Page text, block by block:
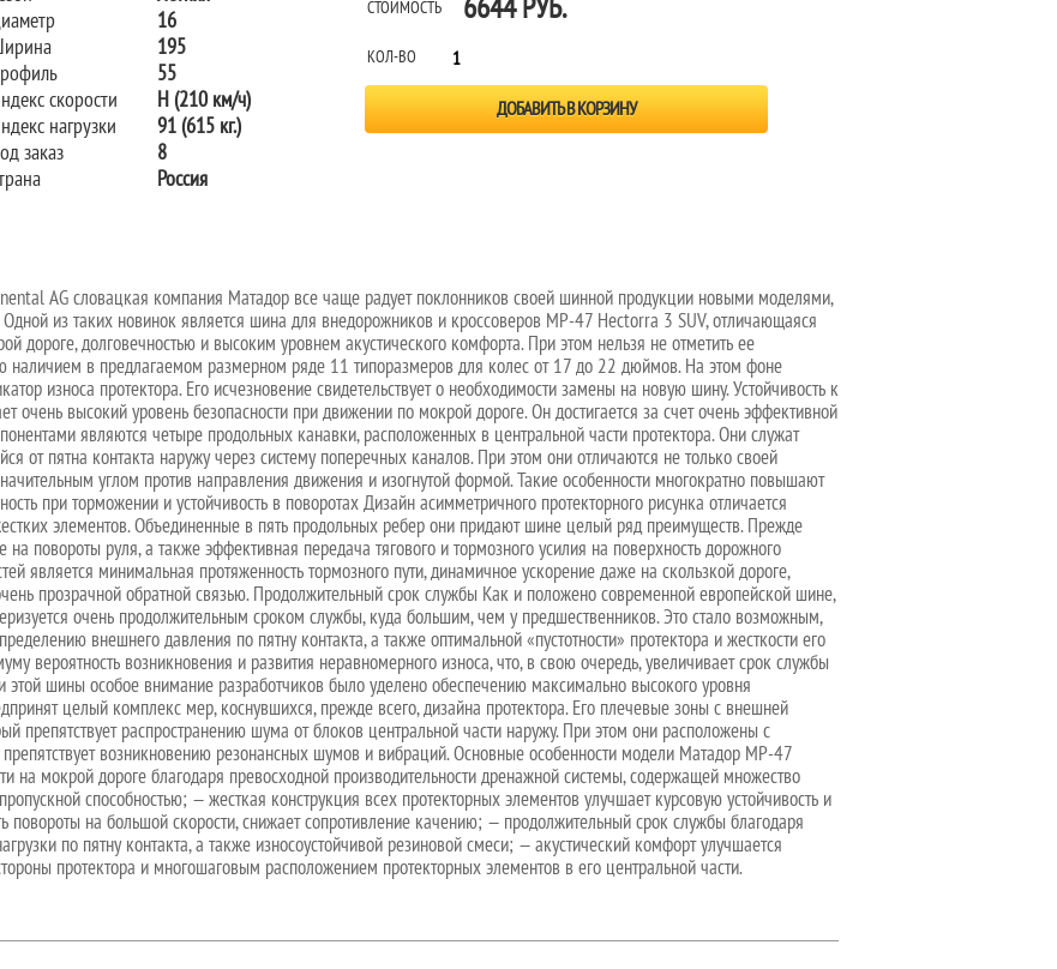
16
195
55
скорости
H (210 км/ч)
нагрузки
91 (615 кг.)
заказ
8
Россия
СТОИМОСТЬ 6644 РУБ.
КОЛ-ВО
AG словацкая компания Матадор все чаще радует поклонников своей шинной продукции новыми моделями,
из таких новинок является шина для внедорожников и кроссоверов MP-47 Hectorra 3 SUV, отличающаяся
дороге, долговечностью и высоким уровнем акустического комфорта. При этом нельзя не отметить ее
наличием в предлагаемом размерном ряде 11 типоразмеров для колес от 17 до 22 дюймов. На этом фоне
износа протектора. Его исчезновение свидетельствует о необходимости замены на новую шину. Устойчивость к
очень высокий уровень безопасности при движении по мокрой дороге. Он достигается за счет очень эффективной
являются четыре продольных канавки, расположенных в центральной части протектора. Они служат
от пятна контакта наружу через систему поперечных каналов. При этом они отличаются не только своей
углом против направления движения и изогнутой формой. Такие особенности многократно повышают
при торможении и устойчивость в поворотах Дизайн асимметричного протекторного рисунка отличается
элементов. Объединенные в пять продольных ребер они придают шине целый ряд преимуществ. Прежде
на повороты руля, а также эффективная передача тягового и тормозного усилия на поверхность дорожного
является минимальная протяженность тормозного пути, динамичное ускорение даже на скользкой дороге,
прозрачной обратной связью. Продолжительный срок службы Как и положено современной европейской шине,
очень продолжительным сроком службы, куда большим, чем у предшественников. Это стало возможным,
внешнего давления по пятну контакта, а также оптимальной «пустотности» протектора и жесткости его
вероятность возникновения и развития неравномерного износа, что, в свою очередь, увеличивает срок службы
шины особое внимание разработчиков было уделено обеспечению максимально высокого уровня
целый комплекс мер, коснувшихся, прежде всего, дизайна протектора. Его плечевые зоны с внешней
препятствует распространению шума от блоков центральной части наружу. При этом они расположены с
препятствует возникновению резонансных шумов и вибраций. Основные особенности модели Матадор MP-47
на мокрой дороге благодаря превосходной производительности дренажной системы, содержащей множество
способностью; — жесткая конструкция всех протекторных элементов улучшает курсовую устойчивость и
повороты на большой скорости, снижает сопротивление качению; — продолжительный срок службы благодаря
по пятну контакта, а также износоустойчивой резиновой смеси; — акустический комфорт улучшается
протектора и многошаговым расположением протекторных элементов в его центральной части.